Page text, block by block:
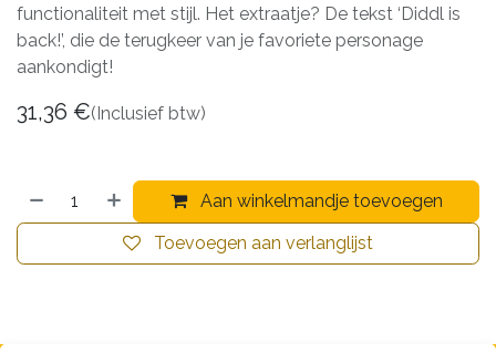
functionaliteit met stijl. Het extraatje? De tekst ‘Diddl is
back!’, die de terugkeer van je favoriete personage
aankondigt!
31,36 €(Inclusief btw)
Aan winkelmandje toevoegen
Toevoegen aan verlanglijst